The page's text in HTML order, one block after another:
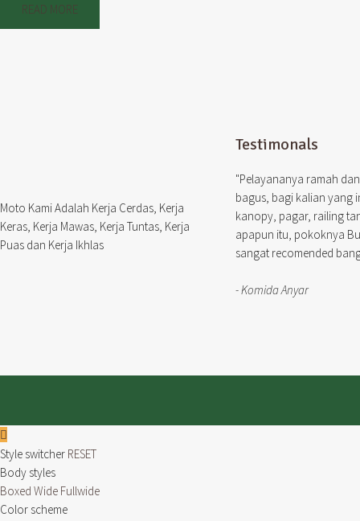
READ MORE
Moto Kami Adalah Kerja Cerdas, Kerja
Keras, Kerja Mawas, Kerja Tuntas, Kerja
Puas dan Kerja Ikhlas
Testimonals
"Pelayananya ramah
bagus, bagi kalian yang
kanopy, pagar, railing
apapun itu, pokoknya
sangat recomended
- Komida Anyar
Style switcher RESET
Body styles
Boxed Wide Fullwide
Color scheme